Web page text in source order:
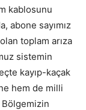
kablosunu
abone sayımız
toplam arıza
sistemin
kayıp-kaçak
hem de milli